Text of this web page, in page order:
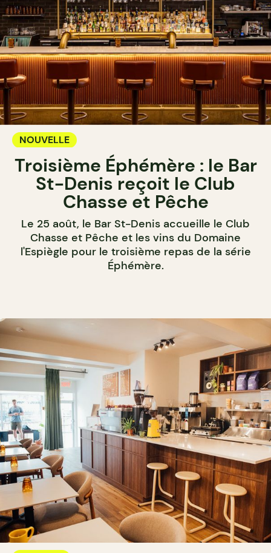
NOUVELLE
Troisième Éphémère : le Bar
St-Denis reçoit le Club
Chasse et Pêche
Le 25 août, le Bar St-Denis accueille le Club
Chasse et Pêche et les vins du Domaine
l'Espiègle pour le troisième repas de la série
Éphémère.